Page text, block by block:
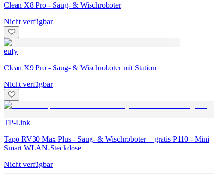
Clean X8 Pro - Saug- & Wischroboter
Nicht verfügbar
eufy
Clean X9 Pro - Saug- & Wischroboter mit Station
Nicht verfügbar
TP-Link
Tapo RV30 Max Plus - Saug- & Wischroboter + gratis P110 - Mini
Smart WLAN-Steckdose
Nicht verfügbar